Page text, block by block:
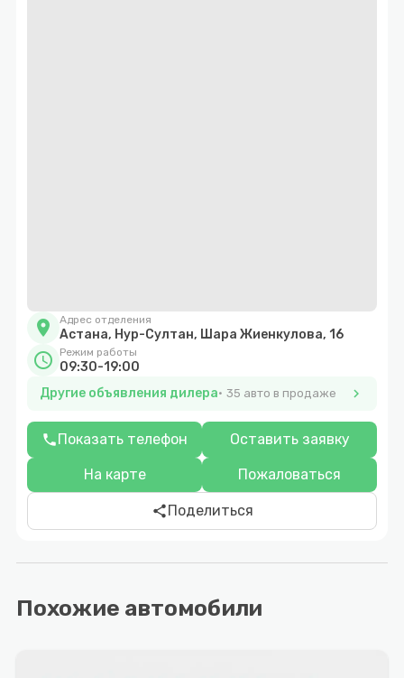
location_on Адрес отделения
Астана, Нур-Султан, Шара Жиенкулова, 16
schedule Режим работы
09:30-19:00
Другие объявления дилера
35 авто в продаже chevron_right
phoneПоказать телефон Оставить заявку
На карте Пожаловаться
shareПоделиться
Похожие автомобили